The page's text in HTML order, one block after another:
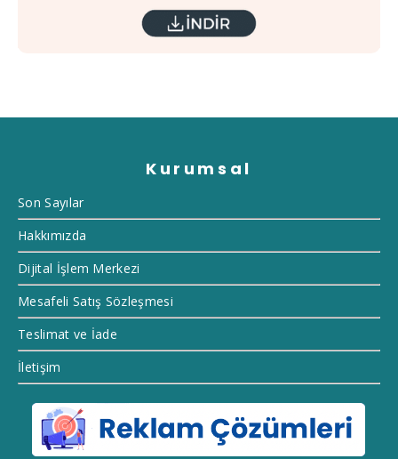
Kurumsal
Son Sayılar
Hakkımızda
Dijital İşlem Merkezi
Mesafeli Satış Sözleşmesi
Teslimat ve İade
İletişim